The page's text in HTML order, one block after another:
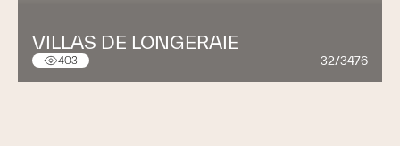
VILLAS DE LONGERAIE
403 32/3476